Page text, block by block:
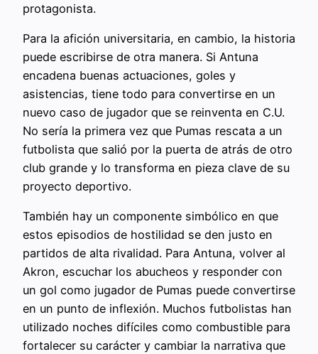
protagonista.
Para la afición universitaria, en cambio, la historia
puede escribirse de otra manera. Si Antuna
encadena buenas actuaciones, goles y
asistencias, tiene todo para convertirse en un
nuevo caso de jugador que se reinventa en C.U.
No sería la primera vez que Pumas rescata a un
futbolista que salió por la puerta de atrás de otro
club grande y lo transforma en pieza clave de su
proyecto deportivo.
También hay un componente simbólico en que
estos episodios de hostilidad se den justo en
partidos de alta rivalidad. Para Antuna, volver al
Akron, escuchar los abucheos y responder con
un gol como jugador de Pumas puede convertirse
en un punto de inflexión. Muchos futbolistas han
utilizado noches difíciles como combustible para
fortalecer su carácter y cambiar la narrativa que